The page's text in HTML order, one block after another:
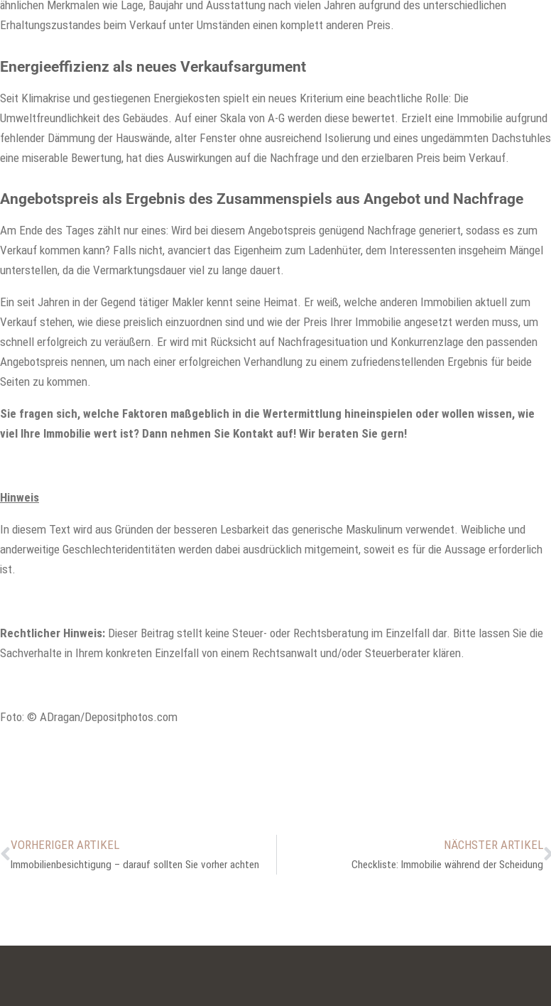
ähnlichen Merkmalen wie Lage, Baujahr und Ausstattung nach vielen Jahren aufgrund des unterschiedlichen
Erhaltungszustandes beim Verkauf unter Umständen einen komplett anderen Preis.
Energieeffizienz als neues Verkaufsargument
Seit Klimakrise und gestiegenen Energiekosten spielt ein neues Kriterium eine beachtliche Rolle: Die
Umweltfreundlichkeit des Gebäudes. Auf einer Skala von A-G werden diese bewertet. Erzielt eine Immobilie aufgrund
fehlender Dämmung der Hauswände, alter Fenster ohne ausreichend Isolierung und eines ungedämmten Dachstuhles
eine miserable Bewertung, hat dies Auswirkungen auf die Nachfrage und den erzielbaren Preis beim Verkauf.
Angebotspreis als Ergebnis des Zusammenspiels aus Angebot und Nachfrage
Am Ende des Tages zählt nur eines: Wird bei diesem Angebotspreis genügend Nachfrage generiert, sodass es zum
Verkauf kommen kann? Falls nicht, avanciert das Eigenheim zum Ladenhüter, dem Interessenten insgeheim Mängel
unterstellen, da die Vermarktungsdauer viel zu lange dauert.
Ein seit Jahren in der Gegend tätiger Makler kennt seine Heimat. Er weiß, welche anderen Immobilien aktuell zum
Verkauf stehen, wie diese preislich einzuordnen sind und wie der Preis Ihrer Immobilie angesetzt werden muss, um
schnell erfolgreich zu veräußern. Er wird mit Rücksicht auf Nachfragesituation und Konkurrenzlage den passenden
Angebotspreis nennen, um nach einer erfolgreichen Verhandlung zu einem zufriedenstellenden Ergebnis für beide
Seiten zu kommen.
Sie fragen sich, welche Faktoren maßgeblich in die Wertermittlung hineinspielen oder wollen wissen, wie
viel Ihre Immobilie wert ist? Dann nehmen Sie Kontakt auf! Wir beraten Sie gern!
Hinweis
In diesem Text wird aus Gründen der besseren Lesbarkeit das generische Maskulinum verwendet. Weibliche und
anderweitige Geschlechteridentitäten werden dabei ausdrücklich mitgemeint, soweit es für die Aussage erforderlich
ist.
Rechtlicher Hinweis: Dieser Beitrag stellt keine Steuer- oder Rechtsberatung im Einzelfall dar. Bitte lassen Sie die
Sachverhalte in Ihrem konkreten Einzelfall von einem Rechtsanwalt und/oder Steuerberater klären.
Foto: © ADragan/Depositphotos.com
VORHERIGER ARTIKEL
Immobilienbesichtigung – darauf sollten Sie vorher achten
NÄCHSTER ARTIKEL
Checkliste: Immobilie während der Scheidung